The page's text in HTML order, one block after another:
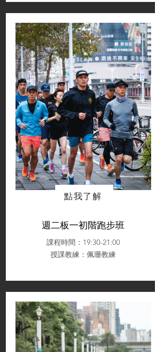
點我了解
週二板一初階跑步班
課程時間：19:30-21:00
授課教練 ：佩珊教練